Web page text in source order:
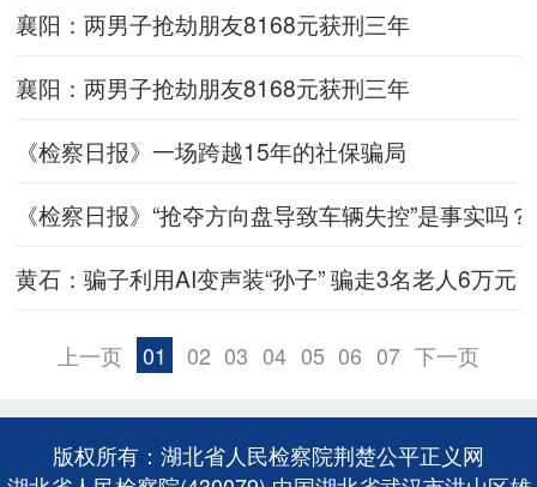
襄阳：两男子抢劫朋友8168元获刑三年
襄阳：两男子抢劫朋友8168元获刑三年
《检察日报》一场跨越15年的社保骗局
《检察日报》“抢夺方向盘导致车辆失控”是事实吗？
黄石：骗子利用AI变声装“孙子” 骗走3名老人6万元
上一页 01 02 03 04 05 06 07 下一页
版权所有：湖北省人民检察院荆楚公平正义网